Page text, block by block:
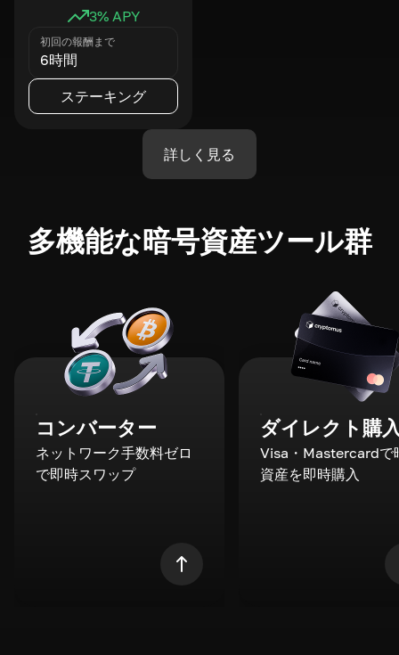
3% APY
初回の報酬まで
6時間
ステーキング
詳しく見る
多機能な暗号資産ツール群
コンバーター
ネットワーク手数料ゼロ
で即時スワップ
ダイレクト購
Visa・Mastercardで
資産を即時購入